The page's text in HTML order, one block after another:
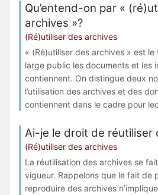
Qu’entend-on par «
archives »?
(Ré)utiliser des archives
« (Ré)utiliser des archives » est
large public les documents et les
contiennent. On distingue deux
l’utilisation des archives et des
contiennent dans le cadre pour
Ai-je le droit de réutiliser
(Ré)utiliser des archives
La réutilisation des archives se
vigueur. Rappelons que le fait de
reproduire des archives